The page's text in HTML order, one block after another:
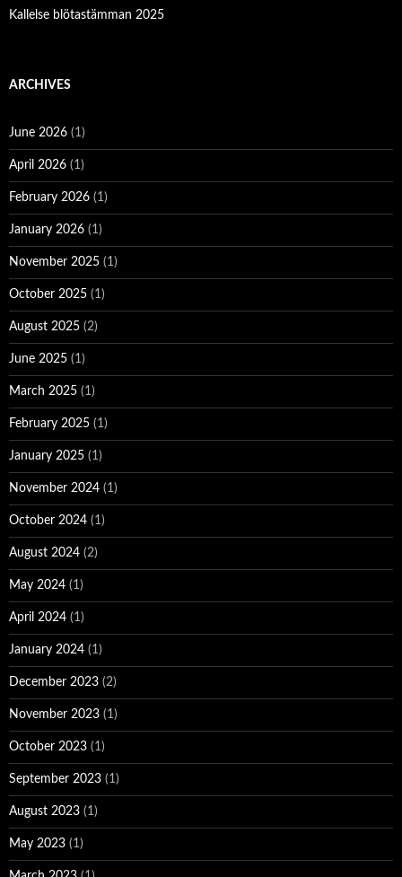
Kallelse blötastämman 2025
ARCHIVES
June 2026 (1)
April 2026 (1)
February 2026 (1)
January 2026 (1)
November 2025 (1)
October 2025 (1)
August 2025 (2)
June 2025 (1)
March 2025 (1)
February 2025 (1)
January 2025 (1)
November 2024 (1)
October 2024 (1)
August 2024 (2)
May 2024 (1)
April 2024 (1)
January 2024 (1)
December 2023 (2)
November 2023 (1)
October 2023 (1)
September 2023 (1)
August 2023 (1)
May 2023 (1)